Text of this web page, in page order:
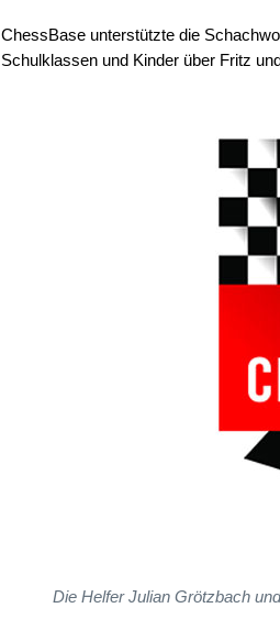
ChessBase unterstützte die
Schulklassen und Kinder über Fritz
Die Helfer Julian Grötzbach